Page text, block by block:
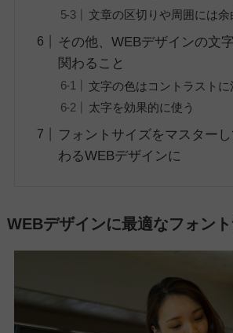
文章の区切りや周囲には余
その他、WEBデザインの文
関わること
文字の色はコントラストに
太字を効果的に使う
フォントサイズをマスター
わるWEBデザインに
WEBデザインに最適なフォン